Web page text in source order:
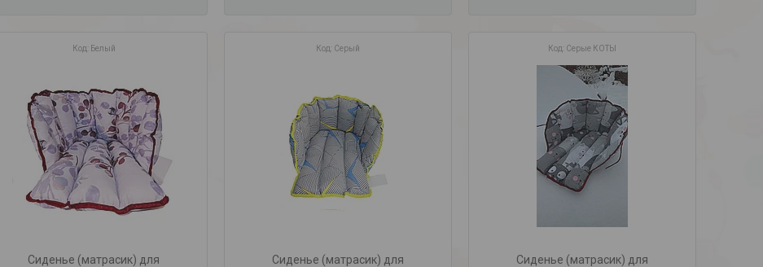
Белый
Сиденье (матрасик) для
Серый
Сиденье (матрасик) для
Серые КОТЫ
Сиденье (матрасик) для